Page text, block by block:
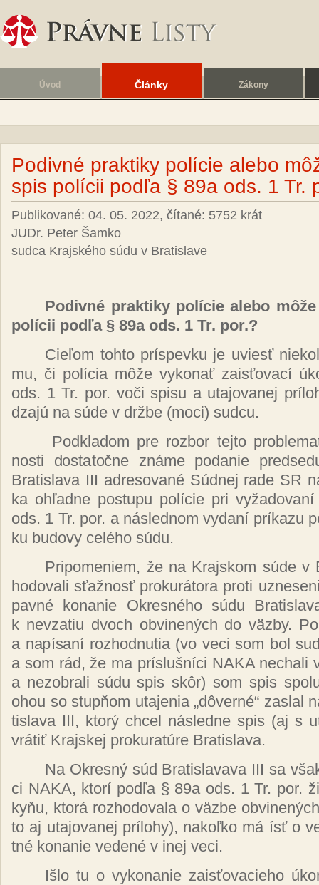
Úvod Články Zákony
Podivné praktiky polície alebo
spis polícii podľa § 89a ods. 1 Tr.
Publikované: 04. 05. 2022, čítané: 5752 krát
JUDr. Peter Šamko
sudca Krajského súdu v Bratislave
Po­div­né prak­ti­ky po­lí­cie ale­bo
po­lí­cii pod­ľa § 89a ods. 1 Tr. por.?
Cie­ľom toh­to prís­pev­ku je uviesť
mu, či po­lí­cia mô­že vy­ko­nať za­is­ťo­va­cí
ods. 1 Tr. por. vo­či spi­su a uta­jo­va­nej
dza­jú na sú­de v dr­žbe (mo­ci) sud­cu.
Pod­kla­dom pre roz­bor tej­to
nos­ti dos­ta­toč­ne zná­me po­da­nie
Bra­tis­la­va III ad­re­so­va­né Súd­nej ra­de SR
ka oh­ľad­ne pos­tu­pu po­lí­cie pri
ods. 1 Tr. por. a nás­led­nom vy­da­ní prí­ka­zu
ku bu­do­vy ce­lé­ho sú­du.
Pri­po­me­niem, že na Kraj­skom sú­de
ho­do­va­li sťaž­nosť pro­ku­rá­to­ra pro­ti
pav­né ko­na­nie Ok­res­né­ho sú­du
k nev­za­tiu dvoch ob­vi­ne­ných do väz­by.
a na­pí­sa­ní roz­hod­nu­tia (vo ve­ci som bol
a som rád, že ma prís­luš­ní­ci NA­KA ne­cha­li
a ne­zob­ra­li sú­du spis skôr) som spis
ohou so stup­ňom uta­je­nia „dô­ver­né“ za­slal
tis­la­va III, kto­rý chcel nás­led­ne spis (aj s
vrá­tiť Kraj­skej pro­ku­ra­tú­re Bra­tis­la­va.
Na Ok­res­ný súd Bra­tis­la­va­va III sa
ci NA­KA, kto­rí pod­ľa § 89a ods. 1 Tr. por.
ky­ňu, kto­rá roz­ho­do­va­la o väz­be
to aj uta­jo­va­nej príl­ohy), na­koľ­ko má ísť o
tné ko­na­nie ve­de­né v inej ve­ci.
Iš­lo tu o vy­ko­na­nie za­is­ťo­va­cie­ho